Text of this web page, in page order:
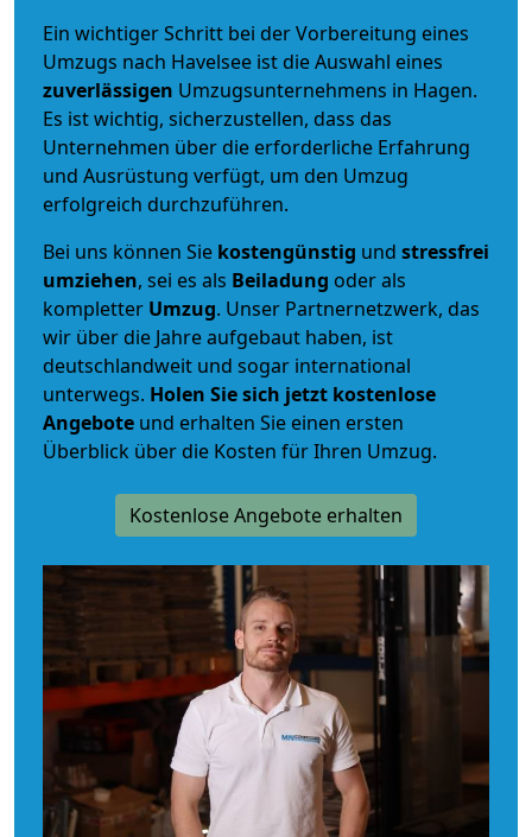
Ein wichtiger Schritt bei der Vorbereitung eines
Umzugs nach Havelsee ist die Auswahl eines
zuverlässigen Umzugsunternehmens in Hagen.
Es ist wichtig, sicherzustellen, dass das
Unternehmen über die erforderliche Erfahrung
und Ausrüstung verfügt, um den Umzug
erfolgreich durchzuführen.
Bei uns können Sie kostengünstig und stressfrei
umziehen, sei es als Beiladung oder als
kompletter Umzug. Unser Partnernetzwerk, das
wir über die Jahre aufgebaut haben, ist
deutschlandweit und sogar international
unterwegs. Holen Sie sich jetzt kostenlose
Angebote und erhalten Sie einen ersten
Überblick über die Kosten für Ihren Umzug.
Kostenlose Angebote erhalten